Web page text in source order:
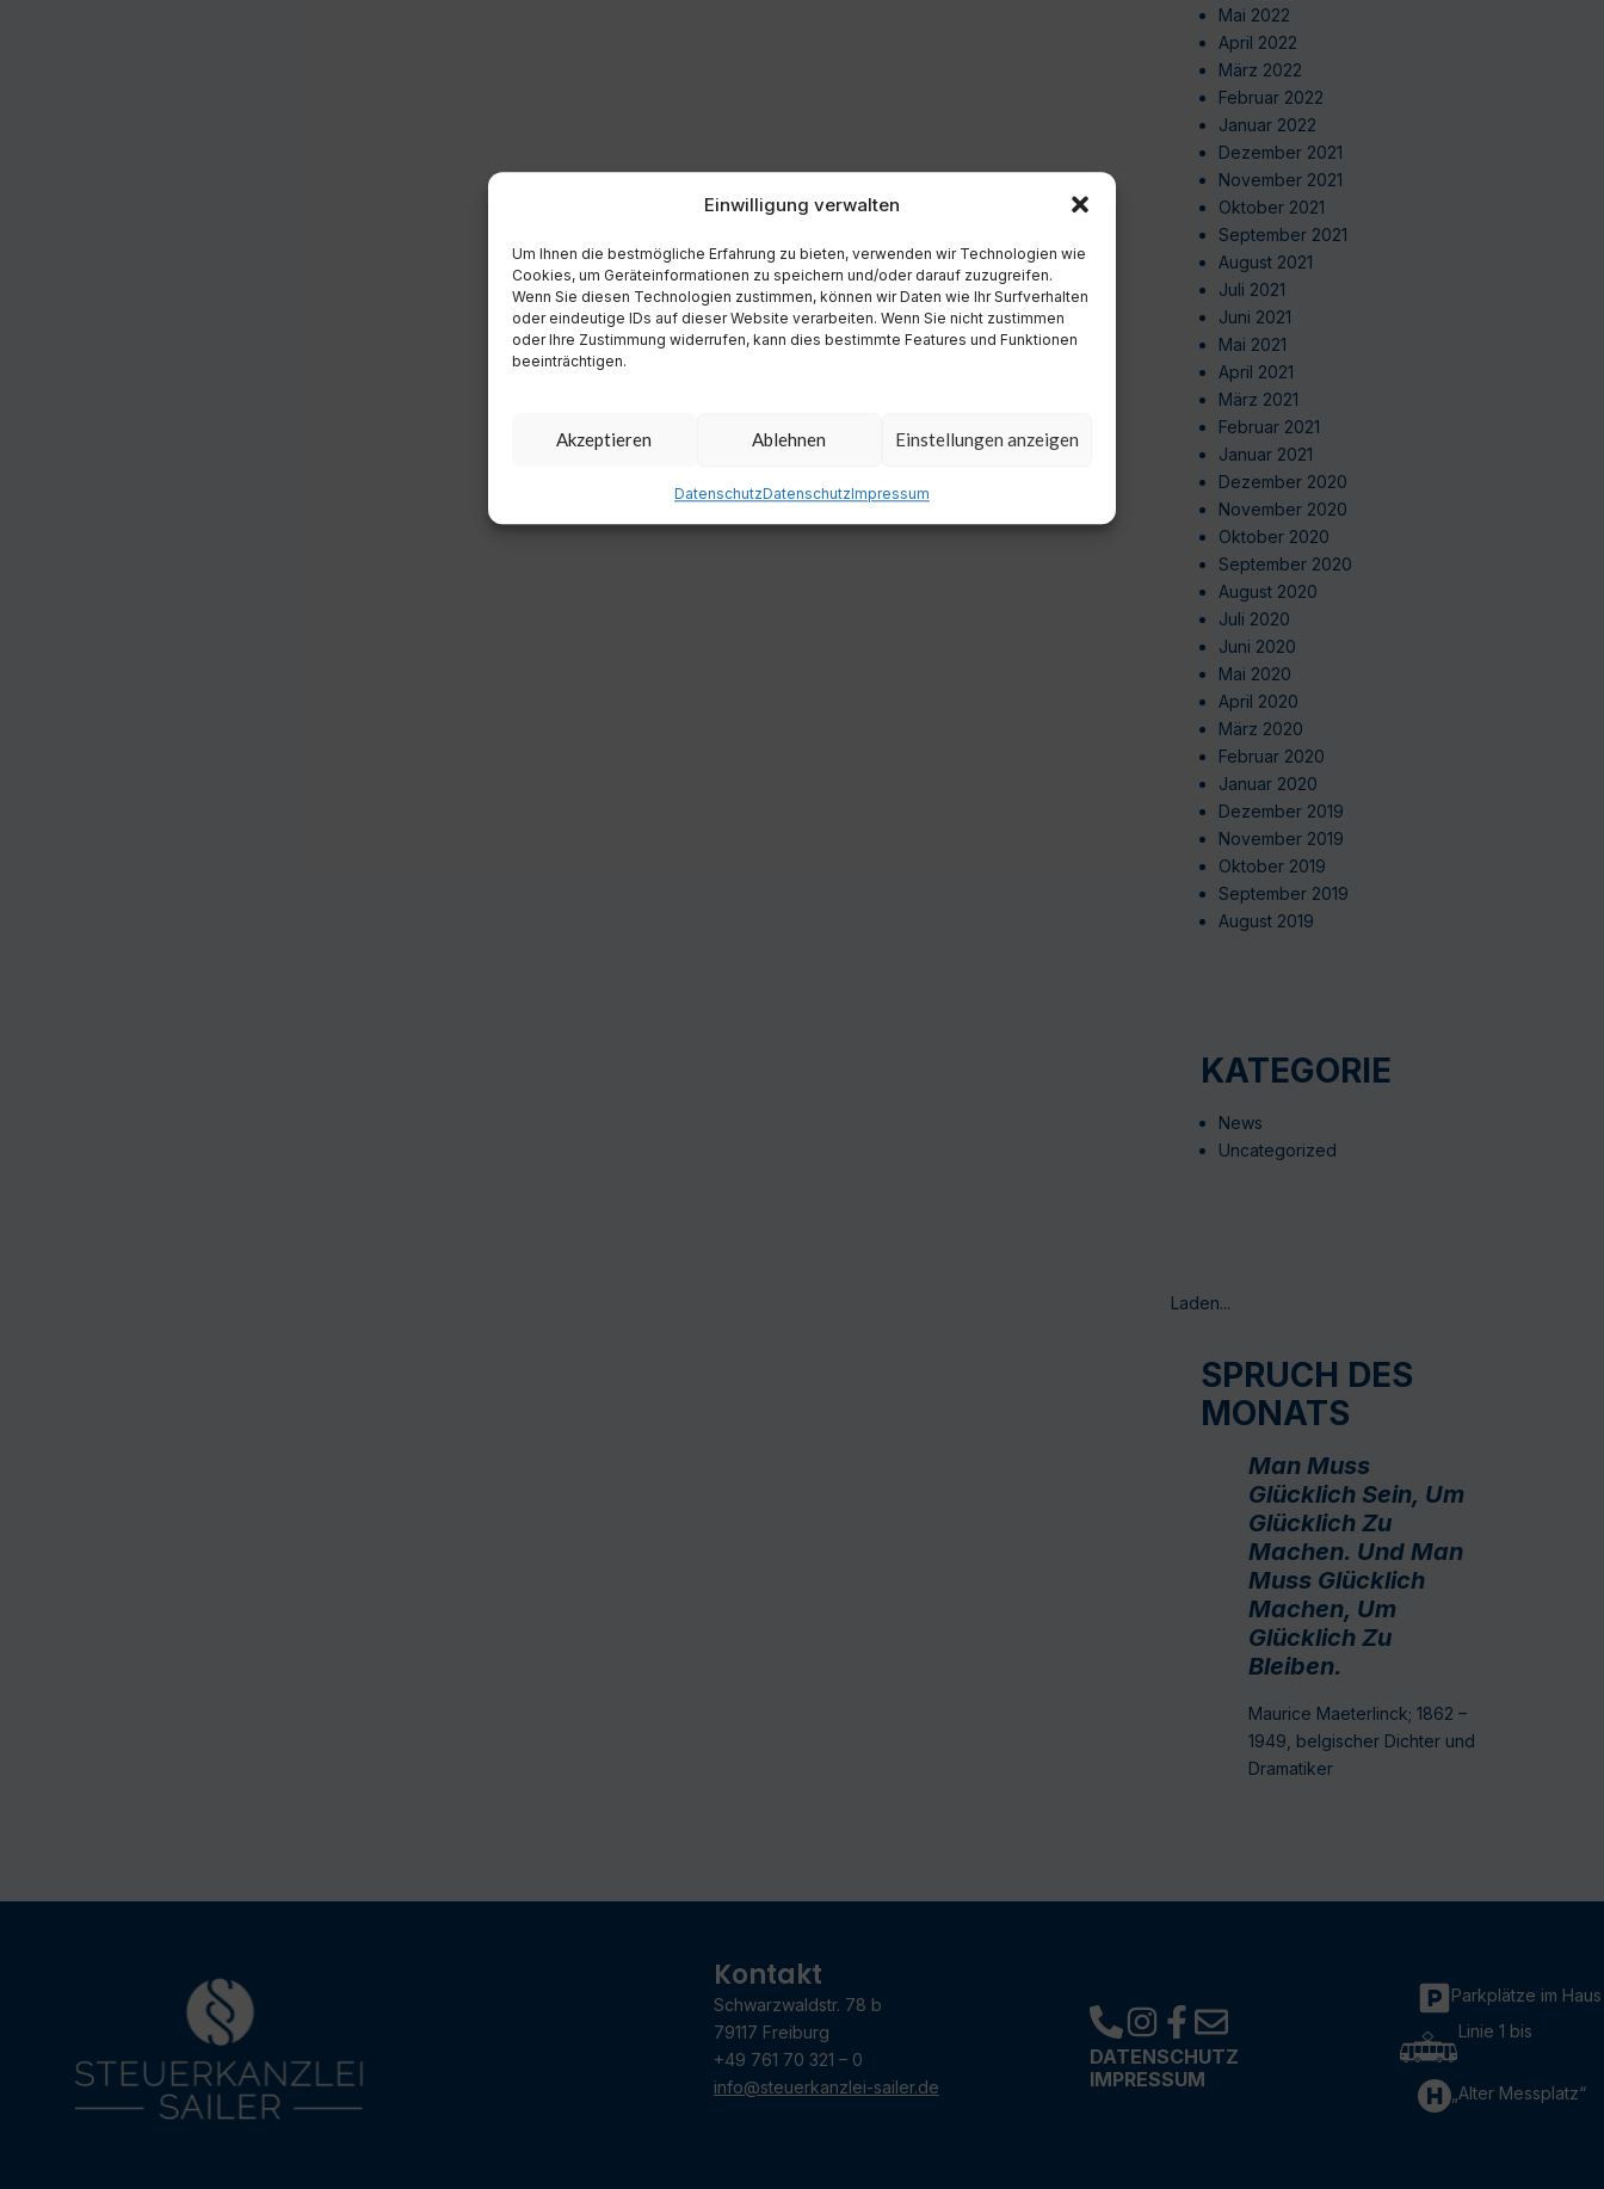
Einwilligung verwalten
Um Ihnen die bestmögliche Erfahrung zu bieten, verwenden wir Technologien wie
Cookies, um Geräteinformationen zu speichern und/oder darauf zuzugreifen.
Wenn Sie diesen Technologien zustimmen, können wir Daten wie Ihr Surfverhalten
oder eindeutige IDs auf dieser Website verarbeiten. Wenn Sie nicht zustimmen
oder Ihre Zustimmung widerrufen, kann dies bestimmte Features und Funktionen
beeinträchtigen.
Akzeptieren Ablehnen Einstellungen anzeigen
DatenschutzDatenschutzImpressum
Mai 2022
April 2022
März 2022
Februar 2022
Januar 2022
Dezember 2021
November 2021
Oktober 2021
September 2021
August 2021
Juli 2021
Juni 2021
Mai 2021
April 2021
März 2021
Februar 2021
Januar 2021
Dezember 2020
November 2020
Oktober 2020
September 2020
August 2020
Juli 2020
Juni 2020
Mai 2020
April 2020
März 2020
Februar 2020
Januar 2020
Dezember 2019
November 2019
Oktober 2019
September 2019
August 2019
KATEGORIE
News
Uncategorized
Laden...
SPRUCH DES
MONATS
Man Muss
Glücklich Sein, Um
Glücklich Zu
Machen. Und Man
Muss Glücklich
Machen, Um
Glücklich Zu
Bleiben.
Maurice Maeterlinck; 1862 –
1949, belgischer Dichter und
Dramatiker
Kontakt
Schwarzwaldstr. 78 b
79117 Freiburg
+49 761 70 321 – 0
info@steuerkanzlei-sailer.de
DATENSCHUTZ
IMPRESSUM
Parkplätze im Haus
Linie 1 bis
„Alter Messplatz“